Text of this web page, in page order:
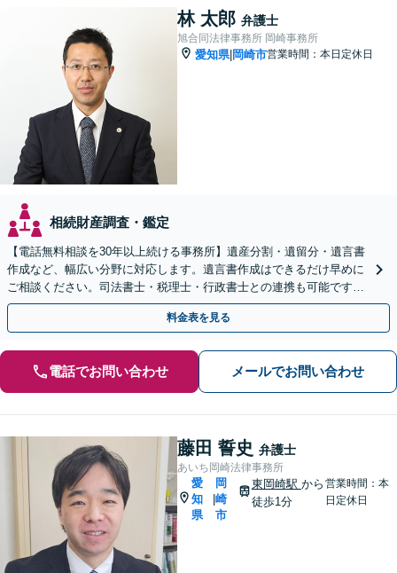
林 太郎 弁護士
旭合同法律事務所 岡崎事務所
愛知県| 岡崎市営業時間：本日定休日
相続財産調査・鑑定
【電話無料相談を30年以上続ける事務所】遺産分割・遺留分・遺言書
作成など、幅広い分野に対応します。遺言書作成はできるだけ早めに
ご相談ください。司法書士・税理士・行政書士との連携も可能です
【初回面談相談30分無料】【夜間・休日の相談可能】
料金表を見る
電話でお問い合わせ メールでお問い合わせ
藤田 誓史 弁護士
あいち岡崎法律事務所
愛
知
県
|
岡
崎
市
東岡崎駅 から
徒歩1分
営業時間：本
日定休日